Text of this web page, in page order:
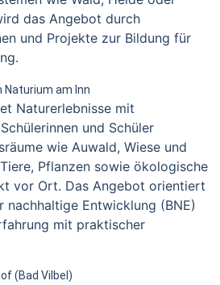
das Angebot durch
und Projekte zur Bildung für
am Inn
Naturerlebnisse mit
und Schüler
wie Auwald, Wiese und
Pflanzen sowie ökologische
vor Ort. Das Angebot orientiert
nachhaltige Entwicklung (BNE)
mit praktischer
(Bad Vilbel)